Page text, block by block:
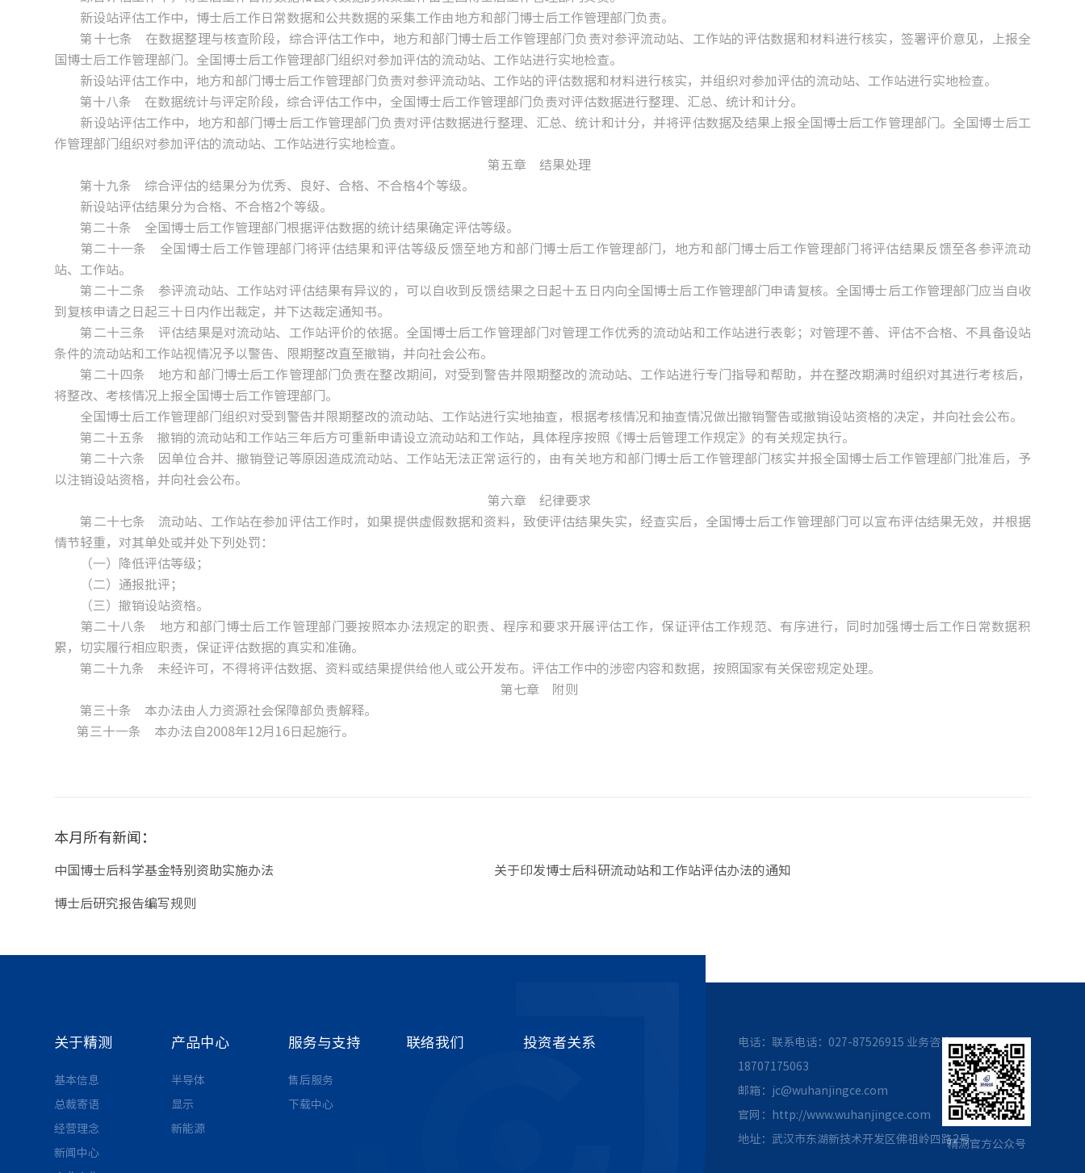
新设站评估工作中，博士后工作日常数据和公共数据的采集工作由地方和部门博士后工作管理部门负责。
第十七条 在数据整理与核查阶段，综合评估工作中，地方和部门博士后工作管理部门负责对参评流动站、工作站的评估数据和材料进行核实，签署评价意见，上报全
国博士后工作管理部门。全国博士后工作管理部门组织对参加评估的流动站、工作站进行实地检查。
新设站评估工作中，地方和部门博士后工作管理部门负责对参评流动站、工作站的评估数据和材料进行核实，并组织对参加评估的流动站、工作站进行实地检查。
第十八条 在数据统计与评定阶段，综合评估工作中，全国博士后工作管理部门负责对评估数据进行整理、汇总、统计和计分。
新设站评估工作中，地方和部门博士后工作管理部门负责对评估数据进行整理、汇总、统计和计分，并将评估数据及结果上报全国博士后工作管理部门。全国博士后工
作管理部门组织对参加评估的流动站、工作站进行实地检查。
第五章 结果处理
第十九条 综合评估的结果分为优秀、良好、合格、不合格4个等级。
新设站评估结果分为合格、不合格2个等级。
第二十条 全国博士后工作管理部门根据评估数据的统计结果确定评估等级。
第二十一条 全国博士后工作管理部门将评估结果和评估等级反馈至地方和部门博士后工作管理部门，地方和部门博士后工作管理部门将评估结果反馈至各参评流动
站、工作站。
第二十二条 参评流动站、工作站对评估结果有异议的，可以自收到反馈结果之日起十五日内向全国博士后工作管理部门申请复核。全国博士后工作管理部门应当自收
到复核申请之日起三十日内作出裁定，并下达裁定通知书。
第二十三条 评估结果是对流动站、工作站评价的依据。全国博士后工作管理部门对管理工作优秀的流动站和工作站进行表彰；对管理不善、评估不合格、不具备设站
条件的流动站和工作站视情况予以警告、限期整改直至撤销，并向社会公布。
第二十四条 地方和部门博士后工作管理部门负责在整改期间，对受到警告并限期整改的流动站、工作站进行专门指导和帮助，并在整改期满时组织对其进行考核后，
将整改、考核情况上报全国博士后工作管理部门。
全国博士后工作管理部门组织对受到警告并限期整改的流动站、工作站进行实地抽查，根据考核情况和抽查情况做出撤销警告或撤销设站资格的决定，并向社会公布。
第二十五条 撤销的流动站和工作站三年后方可重新申请设立流动站和工作站，具体程序按照《博士后管理工作规定》的有关规定执行。
第二十六条 因单位合并、撤销登记等原因造成流动站、工作站无法正常运行的，由有关地方和部门博士后工作管理部门核实并报全国博士后工作管理部门批准后，予
以注销设站资格，并向社会公布。
第六章 纪律要求
第二十七条 流动站、工作站在参加评估工作时，如果提供虚假数据和资料，致使评估结果失实，经查实后，全国博士后工作管理部门可以宣布评估结果无效，并根据
情节轻重，对其单处或并处下列处罚：
（一）降低评估等级；
（二）通报批评；
（三）撤销设站资格。
第二十八条 地方和部门博士后工作管理部门要按照本办法规定的职责、程序和要求开展评估工作，保证评估工作规范、有序进行，同时加强博士后工作日常数据积
累，切实履行相应职责，保证评估数据的真实和准确。
第二十九条 未经许可，不得将评估数据、资料或结果提供给他人或公开发布。评估工作中的涉密内容和数据，按照国家有关保密规定处理。
第七章 附则
第三十条 本办法由人力资源社会保障部负责解释。
第三十一条 本办法自2008年12月16日起施行。
本月所有新闻：
中国博士后科学基金特别资助实施办法 关于印发博士后科研流动站和工作站评估办法的通知
博士后研究报告编写规则
关于精测
基本信息
总裁寄语
经营理念
新闻中心
产品中心
半导体
显示
新能源
服务与支持
售后服务
下载中心
联络我们 投资者关系 电话：联系电话：027-87526915 业务咨询：
18707175063
邮箱：jc@wuhanjingce.com
官网：http://www.wuhanjingce.com
地址：武汉市东湖新技术开发区佛祖岭四路2号精测官方公众号